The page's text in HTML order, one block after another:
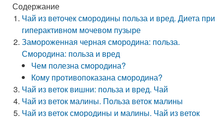
Содержание
Чай из веточек смородины польза и вред. Диета при
гиперактивном мочевом пузыре
Замороженная черная смородина: польза.
Смородина: польза и вред
Чем полезна смородина?
Кому противопоказана смородина?
Чай из веток вишни: польза и вред. Чай
Чай из веток малины. Польза веток малины
Чай из веток смородины и малины. Чай из веток